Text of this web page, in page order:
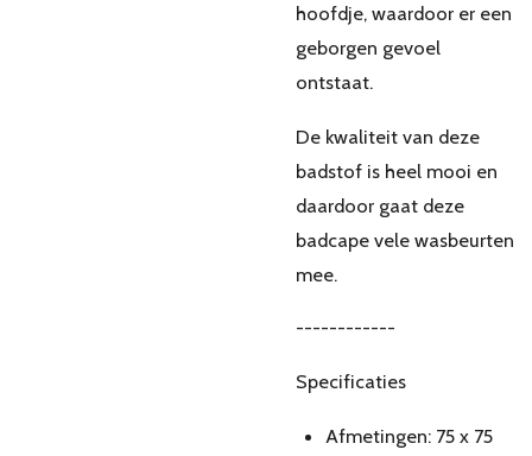
hoofdje, waardoor er een
geborgen gevoel
ontstaat.
De kwaliteit van deze
badstof is heel mooi en
daardoor gaat deze
badcape vele wasbeurten
mee.
------------
Specificaties
Afmetingen: 75 x 75